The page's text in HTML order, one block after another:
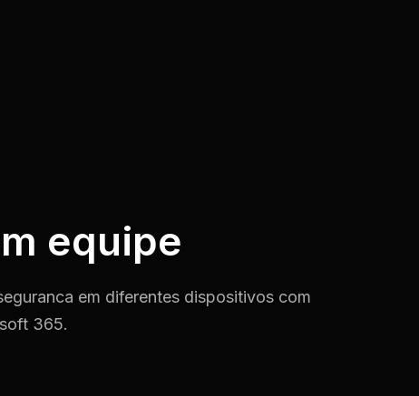
equipe
em diferentes dispositivos com
365.